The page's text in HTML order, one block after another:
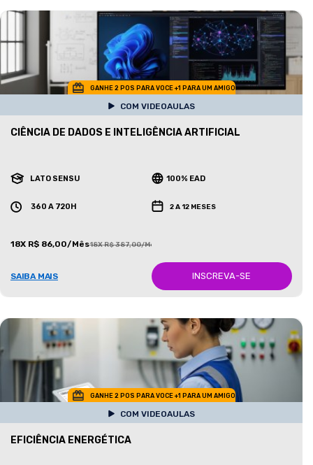
GANHE 2 POS PARA VOCE +1 PARA UM AMIGO
COM VIDEOAULAS
CIÊNCIA DE DADOS E INTELIGÊNCIA ARTIFICIAL
LATO SENSU 100% EAD
360 A 720H 2 A 12 MESES
18X R$ 86,00/Mês18X R$ 387,00/Mês
SAIBA MAIS INSCREVA-SE
GANHE 2 POS PARA VOCE +1 PARA UM AMIGO
COM VIDEOAULAS
EFICIÊNCIA ENERGÉTICA